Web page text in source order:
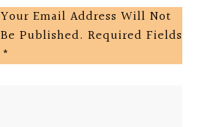
Your Email Address Will Not
Be Published. Required Fields
*